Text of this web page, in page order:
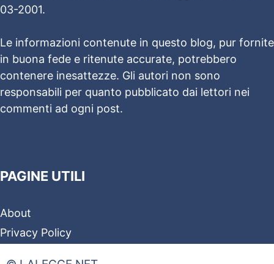
03-2001.
Le informazioni contenute in questo blog, pur fornite
in buona fede e ritenute accurate, potrebbero
contenere inesattezze. Gli autori non sono
responsabili per quanto pubblicato dai lettori nei
commenti ad ogni post.
PAGINE UTILI
About
Privacy Policy